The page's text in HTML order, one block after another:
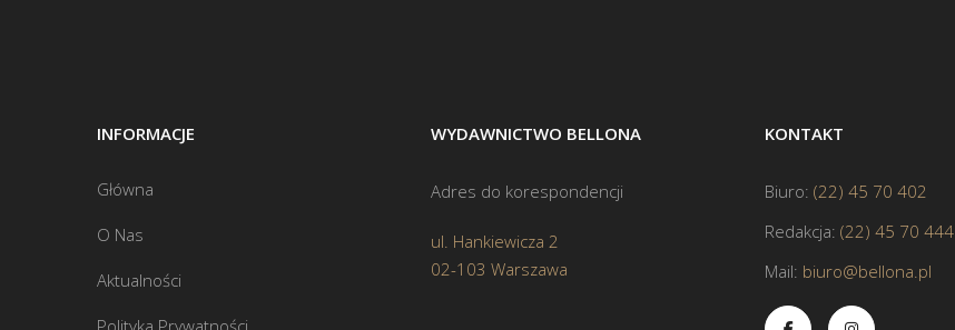
INFORMACJE
Główna
O Nas
Aktualności
Polityka Prywatności
WYDAWNICTWO BELLONA
Adres do korespondencji
ul. Hankiewicza 2
02-103 Warszawa
KONTAKT
Biuro: (22) 45 70 402
Redakcja: (22) 45 70 444
Mail: biuro@bellona.pl